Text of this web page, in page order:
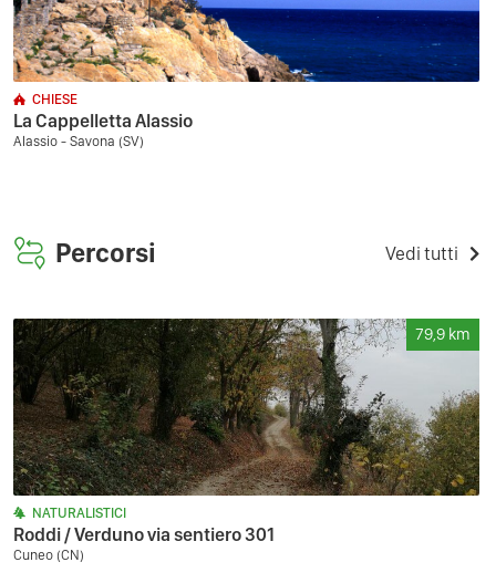
CHIESE
La Cappelletta Alassio
Alassio - Savona (SV)
Percorsi Vedi tutti
79,9 km
NATURALISTICI
Roddi / Verduno via sentiero 301
Cuneo (CN)